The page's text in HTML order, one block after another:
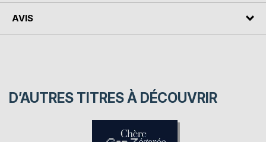
AVIS
D’AUTRES TITRES À DÉCOUVRIR